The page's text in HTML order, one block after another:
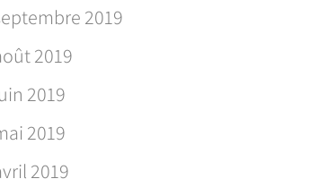
2019
2019
2019
2019
2019